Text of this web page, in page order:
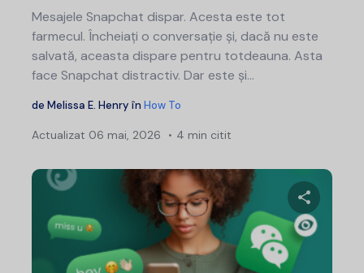
Mesajele Snapchat dispar. Acesta este tot
farmecul. Încheiați o conversație și, dacă nu este
salvată, aceasta dispare pentru totdeauna. Asta
face Snapchat distractiv. Dar este și...
de Melissa E. Henry în How To
Actualizat 06 mai, 2026 4 min citit